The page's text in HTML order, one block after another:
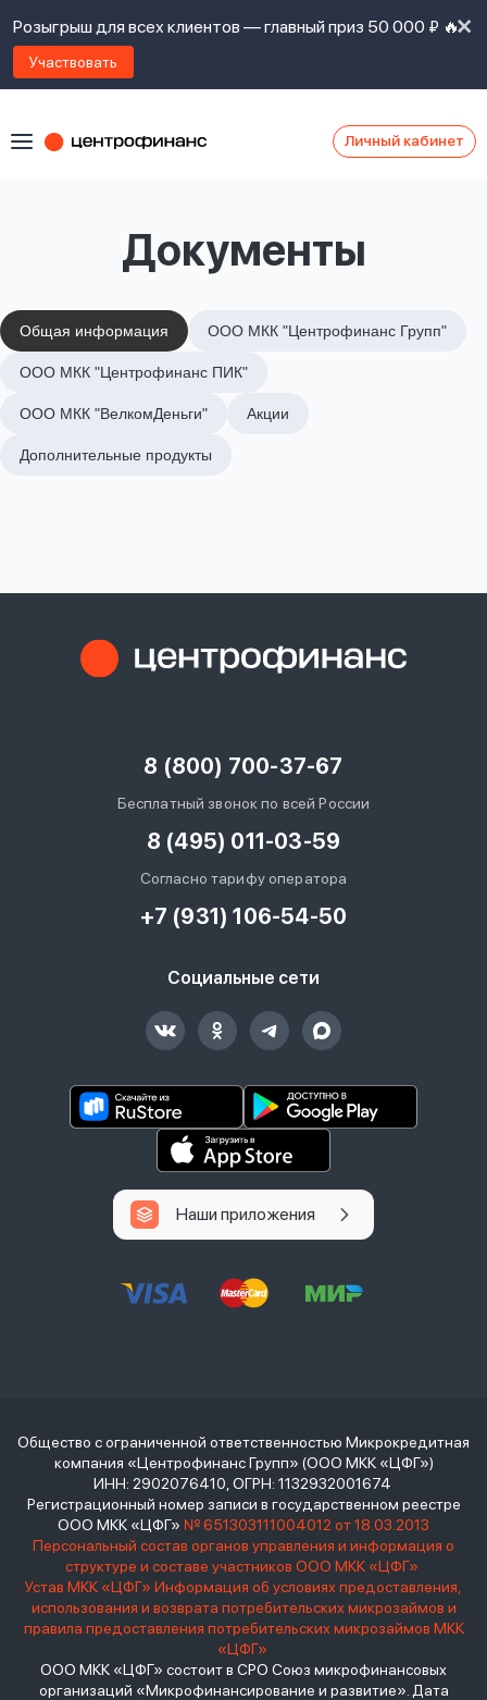
Розыгрыш для всех клиентов — главный приз 50 000 ₽ 🔥
Участвовать
Личный кабинет
Документы
Общая информация ООО МКК "Центрофинанс Групп"
ООО МКК "Центрофинанс ПИК"
ООО МКК "ВелкомДеньги" Акции
Дополнительные продукты
8 (800) 700-37-67
Бесплатный звонок по всей России
8 (495) 011-03-59
Согласно тарифу оператора
+7 (931) 106-54-50
Социальные сети
Наши приложения
Общество с ограниченной ответственностью Микрокредитная
компания «Центрофинанс Групп» (ООО МКК «ЦФГ»)
ИНН: 2902076410, ОГРН: 1132932001674
Регистрационный номер записи в государственном реестре
ООО МКК «ЦФГ» № 651303111004012 от 18.03.2013
Персональный состав органов управления и информация о
структуре и составе участников ООО МКК «ЦФГ»
Устав МКК «ЦФГ» Информация об условиях предоставления,
использования и возврата потребительских микрозаймов и
правила предоставления потребительских микрозаймов МКК
«ЦФГ»
ООО МКК «ЦФГ» состоит в СРО Союз микрофинансовых
организаций «Микрофинансирование и развитие». Дата
Войти под другим номером
ознакомлен
предоставления
займов,
политикой
сайта,
согласие
обработку